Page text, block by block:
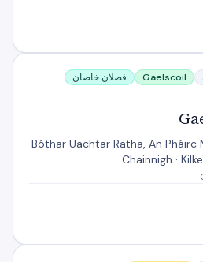
Gaelscoil
فصلان خاصان
Bóthar Uachtar Ratha, An Pháirc
Chainnigh ·